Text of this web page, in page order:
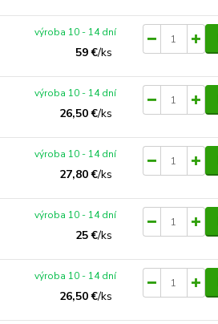
59 €/ks
výroba 10 - 14 dní
26,50 €/ks
výroba 10 - 14 dní
27,80 €/ks
výroba 10 - 14 dní
25 €/ks
výroba 10 - 14 dní
26,50 €/ks
výroba 10 - 14 dní